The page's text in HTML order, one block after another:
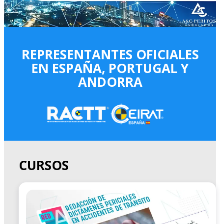
REPRESENTANTES OFICIALES
EN ESPAÑA, PORTUGAL Y
ANDORRA
CURSOS